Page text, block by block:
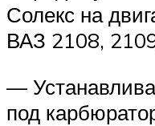
Солекс на
ВАЗ 2108,
—
под